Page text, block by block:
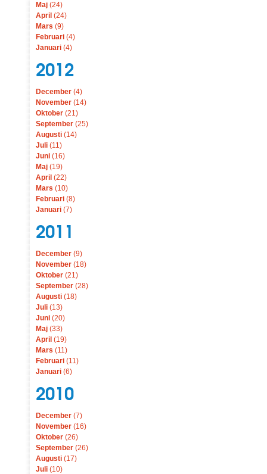
Maj (24)
April (24)
Mars (9)
Februari (4)
Januari (4)
2012
December (4)
November (14)
Oktober (21)
September (25)
Augusti (14)
Juli (11)
Juni (16)
Maj (19)
April (22)
Mars (10)
Februari (8)
Januari (7)
2011
December (9)
November (18)
Oktober (21)
September (28)
Augusti (18)
Juli (13)
Juni (20)
Maj (33)
April (19)
Mars (11)
Februari (11)
Januari (6)
2010
December (7)
November (16)
Oktober (26)
September (26)
Augusti (17)
Juli (10)